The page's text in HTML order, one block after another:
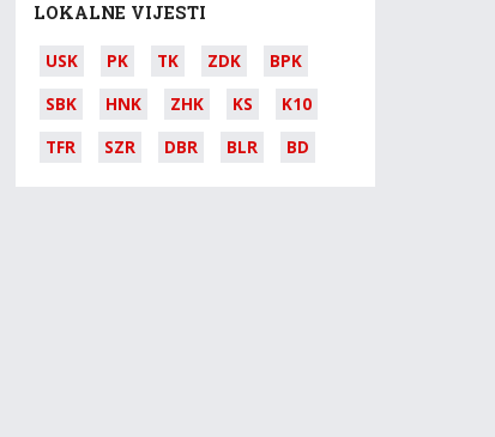
LOKALNE VIJESTI
USK PK TK ZDK
BPK
SBK
HNK ZHK KS
K10
TFR
SZR DBR BLR BD